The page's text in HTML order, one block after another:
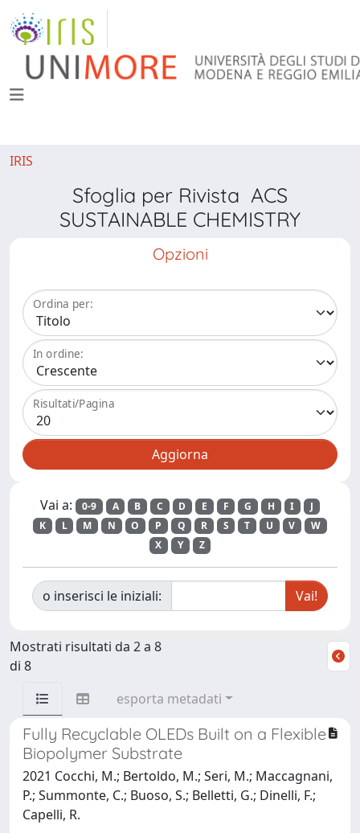
IRIS
Sfoglia per Rivista ACS
SUSTAINABLE CHEMISTRY
Opzioni
Ordina per:
In ordine:
Risultati/Pagina
Vai a: 0-9 A B C D E F G H I
J
K
L M N O P Q R S T U V
W
X
Y Z
o inserisci le iniziali:
Mostrati risultati da 2 a 8
di 8
esporta metadati
Fully Recyclable OLEDs Built on a Flexible
Biopolymer Substrate
2021 Cocchi, M.; Bertoldo, M.; Seri, M.; Maccagnani,
P.; Summonte, C.; Buoso, S.; Belletti, G.; Dinelli, F.;
Capelli, R.